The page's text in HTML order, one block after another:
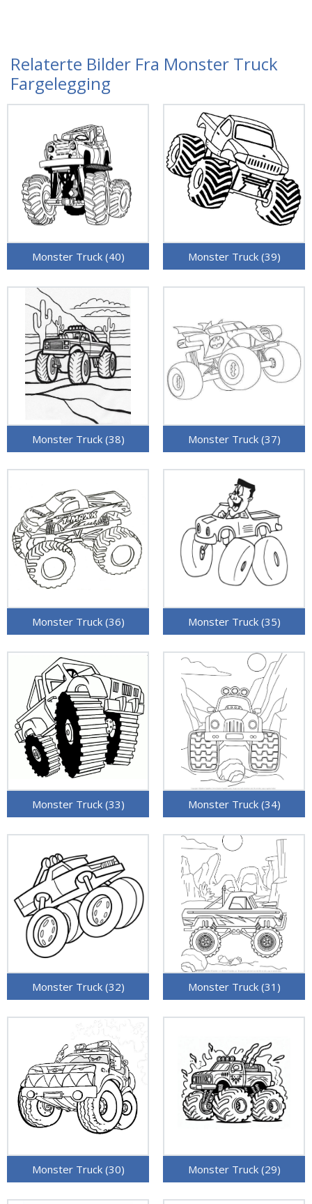
Relaterte Bilder Fra Monster Truck
Fargelegging
Monster Truck (40) Monster Truck (39)
Monster Truck (38) Monster Truck (37)
Monster Truck (36) Monster Truck (35)
Monster Truck (33) Monster Truck (34)
Monster Truck (32) Monster Truck (31)
Monster Truck (30) Monster Truck (29)